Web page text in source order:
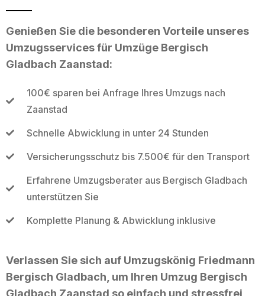
Genießen Sie die besonderen Vorteile unseres
Umzugsservices für Umzüge Bergisch
Gladbach Zaanstad:
100€ sparen bei Anfrage Ihres Umzugs nach
Zaanstad
Schnelle Abwicklung in unter 24 Stunden
Versicherungsschutz bis 7.500€ für den Transport
Erfahrene Umzugsberater aus Bergisch Gladbach
unterstützen Sie
Komplette Planung & Abwicklung inklusive
Verlassen Sie sich auf Umzugskönig Friedmann
Bergisch Gladbach, um Ihren Umzug Bergisch
Gladbach Zaanstad so einfach und stressfrei